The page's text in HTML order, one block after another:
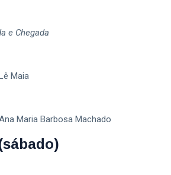
e Chegada
Maia
Maria Barbosa Machado